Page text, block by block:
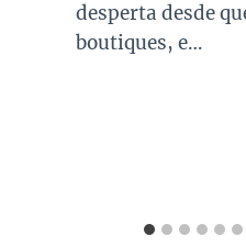
desperta desde
boutiques, e…